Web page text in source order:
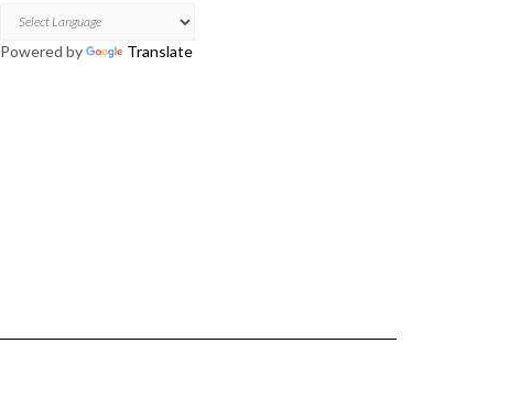
Powered by Translate